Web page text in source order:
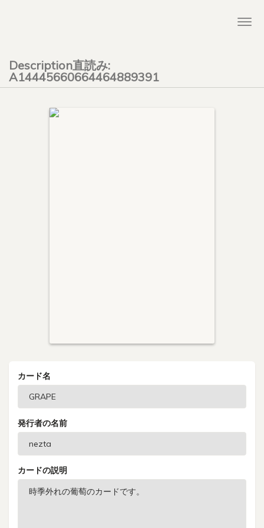
Description直読み:
A14445660664464889391
カード名
発行者の名前
カードの説明